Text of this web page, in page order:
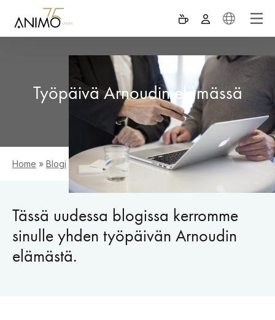
Työpäivä Arnoudin elämässä
Home » Blogi Työpäivä Arnoudin elämässä
Tässä uudessa blogissa kerromme
sinulle yhden työpäivän Arnoudin
elämästä.